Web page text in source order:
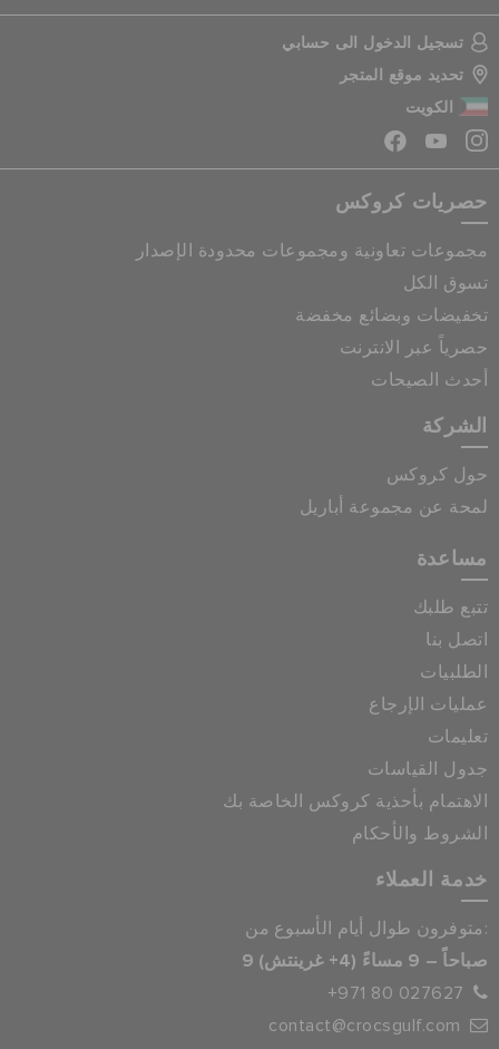
تسجيل الدخول الى حسابي
تحديد موقع المتجر
الكويت
حصريات كروكس
مجموعات تعاونية ومجموعات محدودة الإصدار
تسوق الكل
تخفيضات وبضائع مخفضة
حصرياً عبر الانترنت
أحدث الصيحات
الشركة
حول كروكس
لمحة عن مجموعة أباريل
مساعدة
تتبع طلبك
اتصل بنا
الطلبيات
عمليات الإرجاع
تعليمات
جدول القياسات
الاهتمام بأحذية كروكس الخاصة بك
الشروط والأحكام
خدمة العملاء
متوفرون طوال أيام الأسبوع من:
9 صباحاً – 9 مساءً (4+ غرينتش)
+971 80 027627
contact@crocsgulf.com